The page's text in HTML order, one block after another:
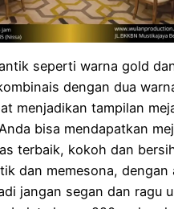
seperti warna gold
dengan dua
menjadikan tampilan
bisa mendapatkan
terbaik, kokoh dan
dan memesona, dengan
jangan segan dan ragu